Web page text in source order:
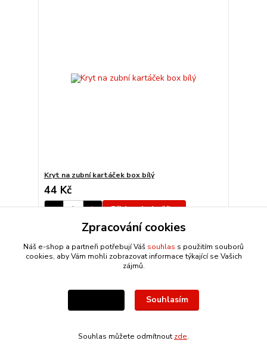
Kryt na zubní kartáček box bílý
44 Kč
Přidat do košíku
Zpracování cookies
Náš e-shop a partneři potřebují Váš souhlas s použitím souborů
cookies, aby Vám mohli zobrazovat informace týkající se Vašich
zájmů.
Souhlasím
Souhlas můžete odmítnout zde.